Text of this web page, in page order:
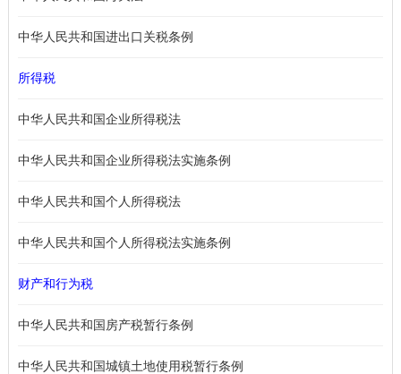
中华人民共和国进出口关税条例
所得税
中华人民共和国企业所得税法
中华人民共和国企业所得税法实施条例
中华人民共和国个人所得税法
中华人民共和国个人所得税法实施条例
财产和行为税
中华人民共和国房产税暂行条例
中华人民共和国城镇土地使用税暂行条例